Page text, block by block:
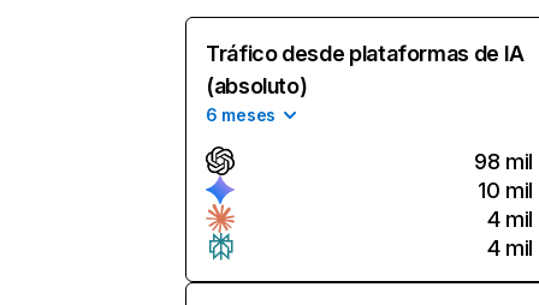
Tráfico desde plataformas de IA
(absoluto)
6 meses
98 mil
10 mil
4 mil
4 mil